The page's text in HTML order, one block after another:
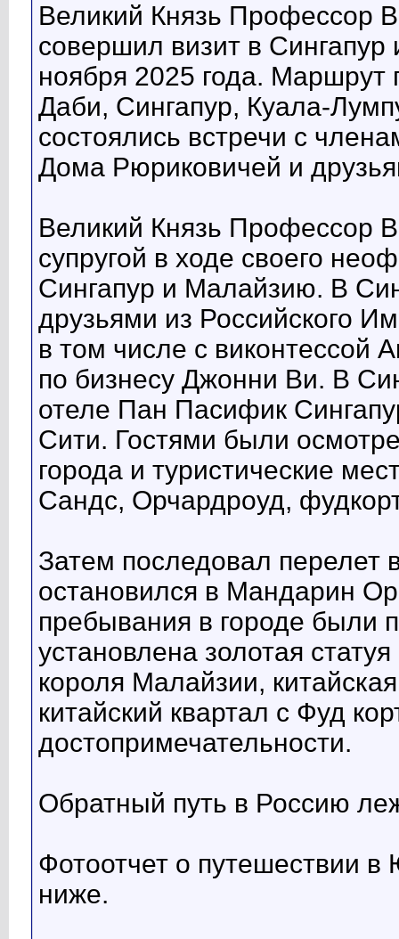
Великий Князь Профессор
совершил визит в
ноября 2025 года. Маршрут
Даби, Сингапур, Куала-
состоялись встречи с
Дома Рюриковичей и
Великий Князь Профессор
супругой в ходе своего
Сингапур и Малайзию. В
друзьями из Российского
в том числе с виконтессой
по бизнесу Джонни Ви. В
отеле Пан Пасифик
Сити. Гостями были
города и туристические
Сандс, Орчардроуд,
Затем последовал перелет
остановился в Мандарин
пребывания в городе
установлена золотая
короля Малайзии,
китайский квартал с Фуд
достопримечательности.
Обратный путь в Россию
Фотоотчет о путешествии
ниже.